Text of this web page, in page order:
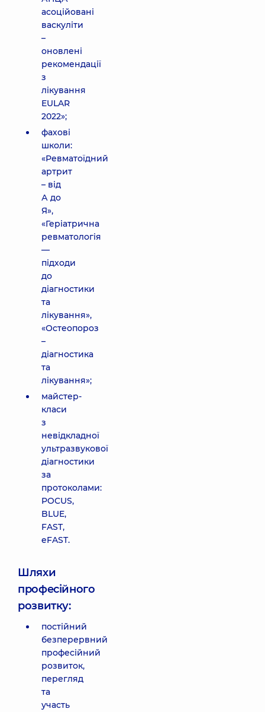
асоційовані
васкуліти
–
оновлені
рекомендації
з
лікування
EULAR
2022»;
фахові
школи:
«Ревматоїдний
артрит
– від
А до
Я»,
«Геріатрична
ревматологія
—
підходи
до
діагностики
та
лікування»,
«Остеопороз
–
діагностика
та
лікування»;
майстер-
класи
з
невідкладної
ультразвукової
діагностики
за
протоколами:
POCUS,
BLUE,
FAST,
eFAST.
Шляхи
професійного
розвитку:
постійний
безперервний
професійний
розвиток,
перегляд
та
участь